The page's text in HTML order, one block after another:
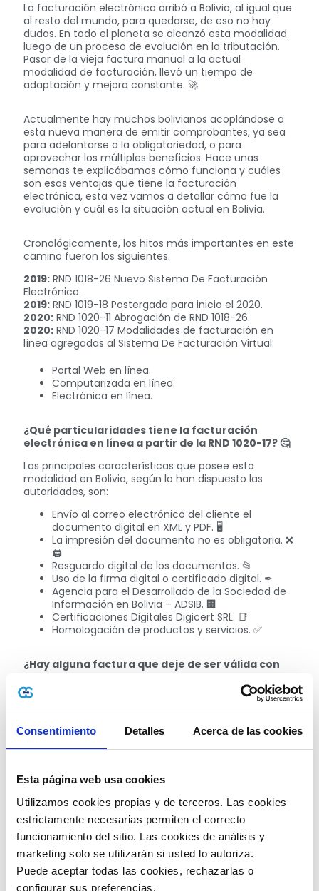
Consentimiento Detalles Acerca de las cookies
Esta página web usa cookies
Utilizamos cookies propias y de terceros. Las cookies
estrictamente necesarias permiten el correcto
funcionamiento del sitio. Las cookies de análisis y
marketing solo se utilizarán si usted lo autoriza.
Puede aceptar todas las cookies, rechazarlas o
configurar sus preferencias.
La facturación electrónica arribó a Bolivia, al igual que
al resto del mundo, para quedarse, de eso no hay
dudas. En todo el planeta se alcanzó esta modalidad
luego de un proceso de evolución en la tributación.
Pasar de la vieja factura manual a la actual
modalidad de facturación, llevó un tiempo de
adaptación y mejora constante. 🚀
Actualmente hay muchos bolivianos acoplándose a
esta nueva manera de emitir comprobantes, ya sea
para adelantarse a la obligatoriedad, o para
aprovechar los múltiples beneficios. Hace unas
semanas te explicábamos cómo funciona y cuáles
son esas ventajas que tiene la facturación
electrónica, esta vez vamos a detallar cómo fue la
evolución y cuál es la situación actual en Bolivia.
Cronológicamente, los hitos más importantes en este
camino fueron los siguientes:
2019: RND 1018-26 Nuevo Sistema De Facturación
Electrónica.
2019: RND 1019-18 Postergada para inicio el 2020.
2020: RND 1020-11 Abrogación de RND 1018-26.
2020: RND 1020-17 Modalidades de facturación en
línea agregadas al Sistema De Facturación Virtual:
Portal Web en línea.
Computarizada en línea.
Electrónica en línea.
¿Qué particularidades tiene la facturación
electrónica en línea a partir de la RND 1020-17? 🤔
Las principales características que posee esta
modalidad en Bolivia, según lo han dispuesto las
autoridades, son:
Envío al correo electrónico del cliente el
documento digital en XML y PDF. 🖥
La impresión del documento no es obligatoria. ❌
🖨
Resguardo digital de los documentos. 📂
Uso de la firma digital o certificado digital. ✒
Agencia para el Desarrollado de la Sociedad de
Información en Bolivia – ADSIB. 🏢
Certificaciones Digitales Digicert SRL. 📑
Homologación de productos y servicios. ✅
¿Hay alguna factura que deje de ser válida con
estas nuevas normas?
Luego de tantos años de nuevas reglamentaciones
incorporadas, puede surgir una confusión respecto a
si, con la entrada de la facturación electrónica en
línea, hay algún tipo de factura que haya quedado
obsoleta o haya sido retirada por las autoridades.
facturación que hay en Bolivia son bastante variados:
Factura manual:escrita a mano. Si se pierde el
documento, no hay otra copia de la original.
Factura prevalorada:es una factura física
que trae impresa sus códigos de control y los
montos de la misma, como por ejemplo una
tarjeta de recarga de saldo.
Facturación computarizada:se basa en la